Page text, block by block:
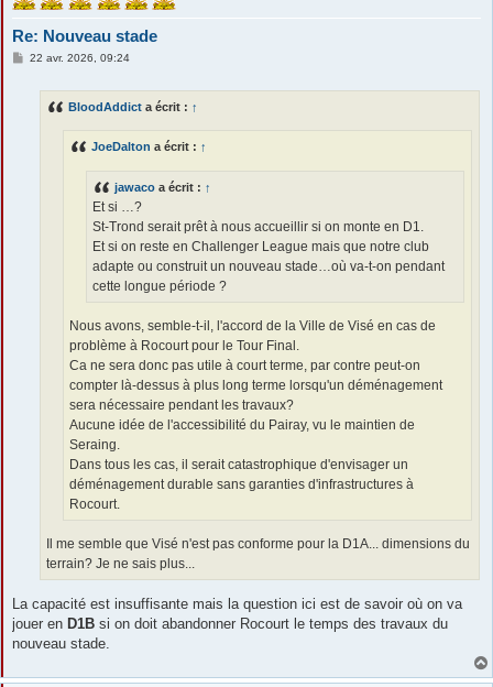
Re: Nouveau stade
M22 avr. 2026, 09:24
BloodAddict a écrit : ↑
JoeDalton a écrit : ↑
jawaco a écrit : ↑
Et si …?
St-Trond serait prêt à nous accueillir si on monte en D1.
Et si on reste en Challenger League mais que notre club
adapte ou construit un nouveau stade…où va-t-on pendant
cette longue période ?
Nous avons, semble-t-il, l'accord de la Ville de Visé en cas de
problème à Rocourt pour le Tour Final.
Ca ne sera donc pas utile à court terme, par contre peut-on
compter là-dessus à plus long terme lorsqu'un déménagement
sera nécessaire pendant les travaux?
Aucune idée de l'accessibilité du Pairay, vu le maintien de
Seraing.
Dans tous les cas, il serait catastrophique d'envisager un
déménagement durable sans garanties d'infrastructures à
Rocourt.
Il me semble que Visé n'est pas conforme pour la D1A... dimensions du
terrain? Je ne sais plus...
La capacité est insuffisante mais la question ici est de savoir où on va
jouer en D1B si on doit abandonner Rocourt le temps des travaux du
nouveau stade.